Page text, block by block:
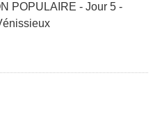
POPULAIRE - Jour 5 -